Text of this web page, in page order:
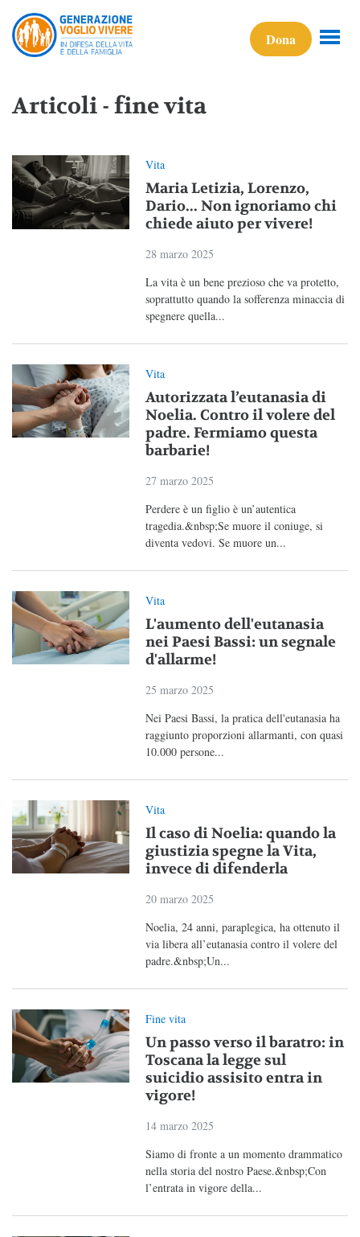
Dona
Articoli - fine vita
Vita
Maria Letizia, Lorenzo,
Dario... Non ignoriamo chi
chiede aiuto per vivere!
28 marzo 2025
La vita è un bene prezioso che va protetto,
soprattutto quando la sofferenza minaccia di
spegnere quella...
Vita
Autorizzata l’eutanasia di
Noelia. Contro il volere del
padre. Fermiamo questa
barbarie!
27 marzo 2025
Perdere è un figlio è un’autentica
tragedia.&nbsp;Se muore il coniuge, si
diventa vedovi. Se muore un...
Vita
L'aumento dell'eutanasia
nei Paesi Bassi: un segnale
d'allarme!
25 marzo 2025
Nei Paesi Bassi, la pratica dell'eutanasia ha
raggiunto proporzioni allarmanti, con quasi
10.000 persone...
Vita
Il caso di Noelia: quando la
giustizia spegne la Vita,
invece di difenderla
20 marzo 2025
Noelia, 24 anni, paraplegica, ha ottenuto il
via libera all’eutanasia contro il volere del
padre.&nbsp;Un...
Fine vita
Un passo verso il baratro: in
Toscana la legge sul
suicidio assisito entra in
vigore!
14 marzo 2025
Siamo di fronte a un momento drammatico
nella storia del nostro Paese.&nbsp;Con
l’entrata in vigore della...